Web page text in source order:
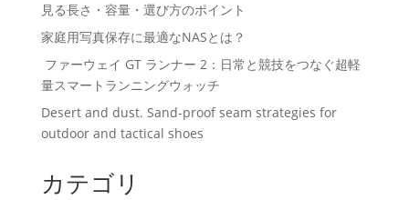
見る長さ・容量・選び方のポイント
家庭用写真保存に最適なNASとは？
ファーウェイ GT ランナー 2：日常と競技をつなぐ超軽
量スマートランニングウォッチ
Desert and dust. Sand-proof seam strategies for
outdoor and tactical shoes
カテゴリ